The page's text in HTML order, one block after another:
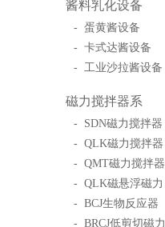
酱料乳化设备
- 蛋黄酱设备
- 卡式达酱设备
- 工业沙拉酱设备
磁力搅拌器系
- SDN磁力搅拌器
- QLK磁力搅拌器
- QMT磁力搅拌器
- QLK磁悬浮磁力
- BCJ生物反应器
- BRCJ低剪切磁力